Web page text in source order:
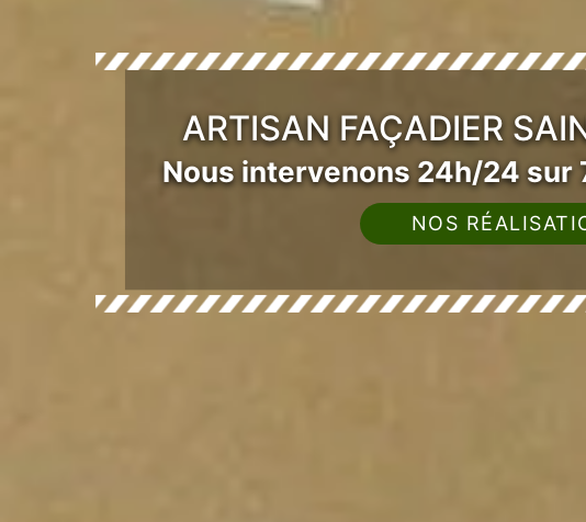
ARTISAN FAÇADIER
Nous intervenons 24h/24 sur
NOS